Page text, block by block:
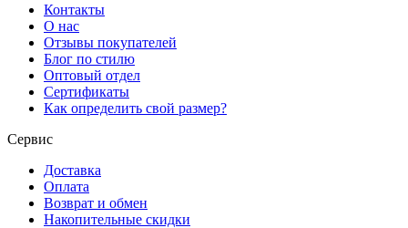
Контакты
О нас
Отзывы покупателей
Блог по стилю
Оптовый отдел
Сертификаты
Как определить свой размер?
Сервис
Доставка
Оплата
Возврат и обмен
Накопительные скидки